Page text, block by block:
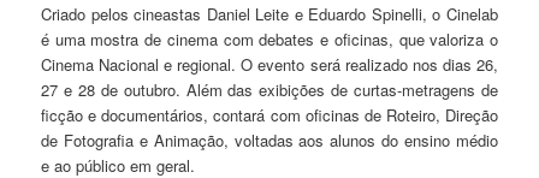
Criado pelos cineastas Daniel Leite e Eduardo Spinelli, o Cinelab
é uma mostra de cinema com debates e oficinas, que valoriza o
Cinema Nacional e regional. O evento será realizado nos dias 26,
27 e 28 de outubro. Além das exibições de curtas-metragens de
ficção e documentários, contará com oficinas de Roteiro, Direção
de Fotografia e Animação, voltadas aos alunos do ensino médio
e ao público em geral.